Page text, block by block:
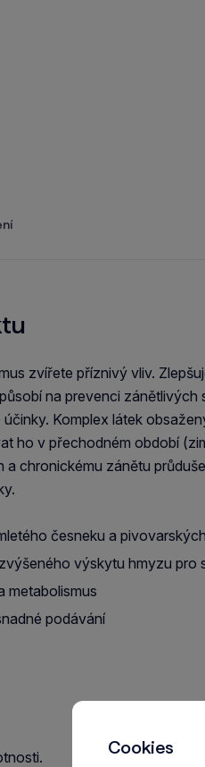
zvířete příznivý vliv.
na prevenci
Komplex látek
ho v přechodném období
chronickému zánětu
česneku a
výskytu hmyzu pro
metabolismus
podávání
Cookies